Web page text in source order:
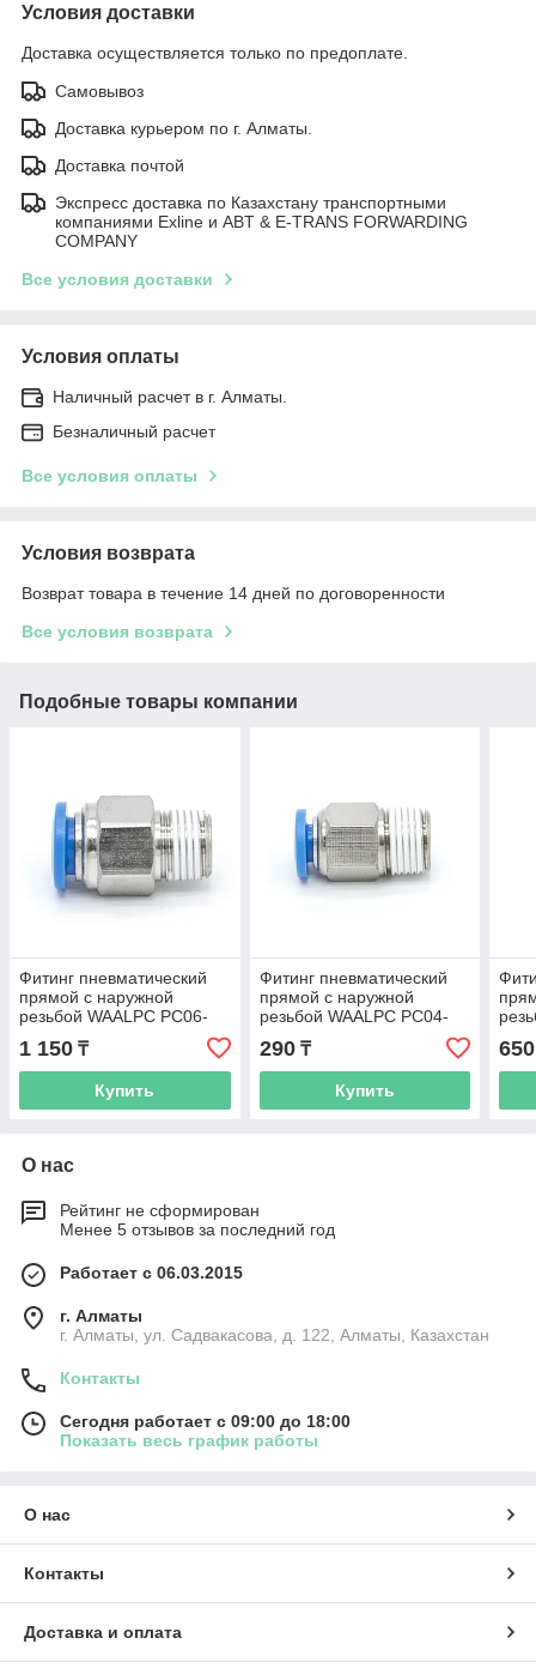
Условия доставки
Доставка осуществляется только по предоплате.
Самовывоз
Доставка курьером по г. Алматы.
Доставка почтой
Экспресс доставка по Казахстану транспортными
компаниями Exline и ABT & E-TRANS FORWARDING
COMPANY
Все условия доставки
Условия оплаты
Наличный расчет в г. Алматы.
Безналичный расчет
Все условия оплаты
Условия возврата
Возврат товара в течение 14 дней по договоренности
Все условия возврата
Подобные товары компании
Фитинг пневматический
прямой с наружной
резьбой WAALPC PC06-
04, R1/2"
1 150 ₸
Купить
Фитинг пневматический
прямой с наружной
резьбой WAALPC PC04-
01, R1/8"
290₸
Купить
650
О нас
Рейтинг не сформирован
Менее 5 отзывов за последний год
Работает с 06.03.2015
г. Алматы
г. Алматы, ул. Садвакасова, д. 122, Алматы, Казахстан
Контакты
Сегодня работает с 09:00 до 18:00
Показать весь график работы
О нас
Контакты
Доставка и оплата